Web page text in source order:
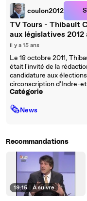
coulon2012
TV Tours - Thibault
aux législatives
il y a 15 ans
Le 18 octobre 2011,
était l'invité de la
candidature aux
circonscription d'Indre-
Catégorie
🗞News
Recommandations
19:15 À suivre